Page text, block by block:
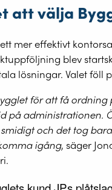
att välja
mer effektivt
blev
lösningar. Valet föll
för att få ordning
på administrationen.
och det tog
igång, säger